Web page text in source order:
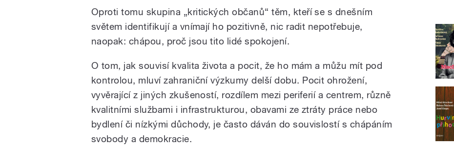
Oproti tomu skupina „kritických občanů“ těm, kteří se s dnešním
světem identifikují a vnímají ho pozitivně, nic radit nepotřebuje,
naopak: chápou, proč jsou tito lidé spokojení.
O tom, jak souvisí kvalita života a pocit, že ho mám a můžu mít pod
kontrolou, mluví zahraniční výzkumy delší dobu. Pocit ohrožení,
vyvěrající z jiných zkušeností, rozdílem mezi periferií a centrem, různě
kvalitními službami i infrastrukturou, obavami ze ztráty práce nebo
bydlení či nízkými důchody, je často dáván do souvislostí s chápáním
svobody a demokracie.